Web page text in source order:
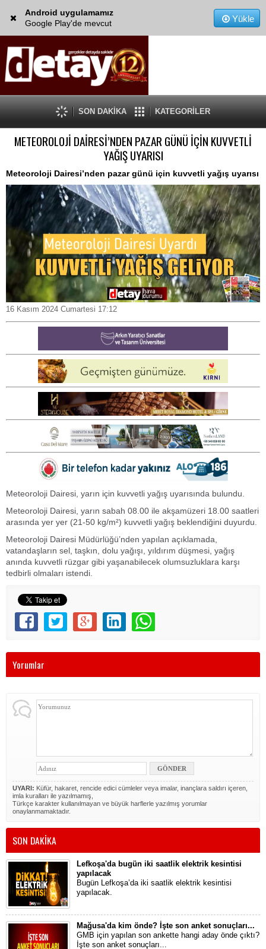
Android uygulamamız
Google Play'de mevcut
Yükle
SON DAKİKA KATEGORİLER
METEOROLOJİ DAİRESİ’NDEN PAZAR GÜNÜ İÇİN KUVVETLİ
YAĞIŞ UYARISI
Meteoroloji Dairesi’nden pazar günü için kuvvetli yağış uyarısı
16 Kasım 2024 Cumartesi 17:12
Meteoroloji Dairesi, yarın için kuvvetli yağış uyarısında bulundu.
Meteoroloji Dairesi, yarın sabah 08.00 ile akşamüzeri 18.00 saatleri
arasında yer yer (21-50 kg/m²) kuvvetli yağış beklendiğini duyurdu.
Meteoroloji Dairesi Müdürlüğü’nden yapılan açıklamada,
vatandaşların sel, taşkın, dolu yağışı, yıldırım düşmesi, yağış
anında kuvvetli rüzgar gibi yaşanabilecek olumsuzluklara karşı
tedbirli olmaları istendi.
Yorumlar
UYARI: Küfür, hakaret, rencide edici cümleler veya imalar, inançlara saldırı içeren,
imla kuralları ile yazılmamış,
Türkçe karakter kullanılmayan ve büyük harflerle yazılmış yorumlar
onaylanmamaktadır.
SON DAKİKA
Lefkoşa'da bugün iki saatlik elektrik kesintisi
yapılacak
Bugün Lefkoşa’da iki saatlik elektrik kesintisi
yapılacak.
Mağusa'da kim önde? İşte son anket sonuçları...
GMB için yapılan son ankette hangi aday önde çıktı?
İşte son anket sonuçları...